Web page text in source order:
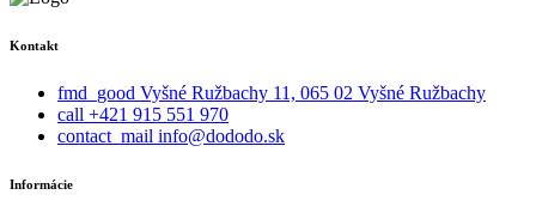
Kontakt
fmd_good Vyšné Ružbachy 11, 065 02 Vyšné Ružbachy
call +421 915 551 970
contact_mail info@dododo.sk
Informácie